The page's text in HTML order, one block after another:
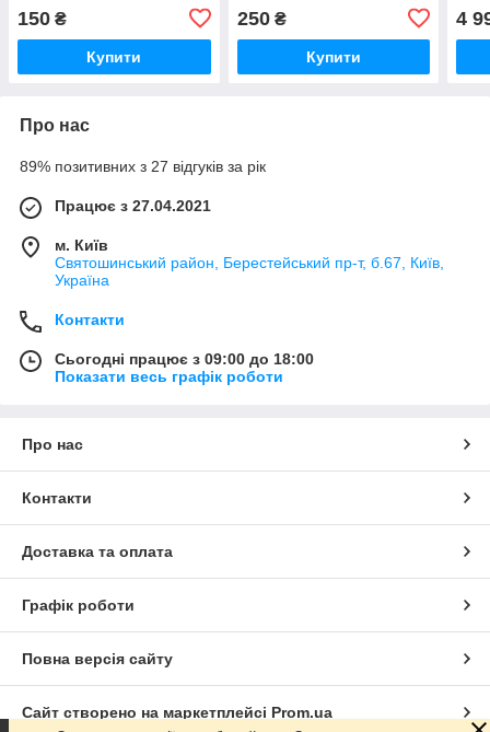
150 ₴
Купити
250₴
Купити
4
Про нас
89% позитивних з 27 відгуків за рік
Працює з 27.04.2021
м. Київ
Святошинський район, Берестейський пр-т, б.67, Київ,
Україна
Контакти
Сьогодні працює з 09:00 до 18:00
Показати весь графік роботи
Про нас
Контакти
Доставка та оплата
Графік роботи
Повна версія сайту
Сайт створено на маркетплейсі Prom.ua